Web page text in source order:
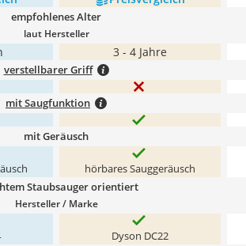
empfohlenes Alter
laut Hersteller
3 - 4 Jahre
verstellbarer Griff
mit Saugfunktion
mit Geräusch
hörbares Sauggeräusch
Staubsauger orientiert
Hersteller / Marke
Dyson DC22